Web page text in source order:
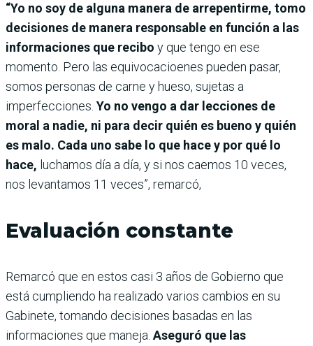
“Yo no soy de alguna manera de arrepentirme, tomo
decisiones de manera responsable en función a las
informaciones que recibo y que tengo en ese
momento. Pero las equivocacioenes pueden pasar,
somos personas de carne y hueso, sujetas a
imperfecciones. Yo no vengo a dar lecciones de
moral a nadie, ni para decir quién es bueno y quién
es malo. Cada uno sabe lo que hace y por qué lo
hace, luchamos día a día, y si nos caemos 10 veces,
nos levantamos 11 veces”, remarcó,
Evaluación constante
Remarcó que en estos casi 3 años de Gobierno que
está cumpliendo ha realizado varios cambios en su
Gabinete, tomando decisiones basadas en las
informaciones que maneja. Aseguró que las